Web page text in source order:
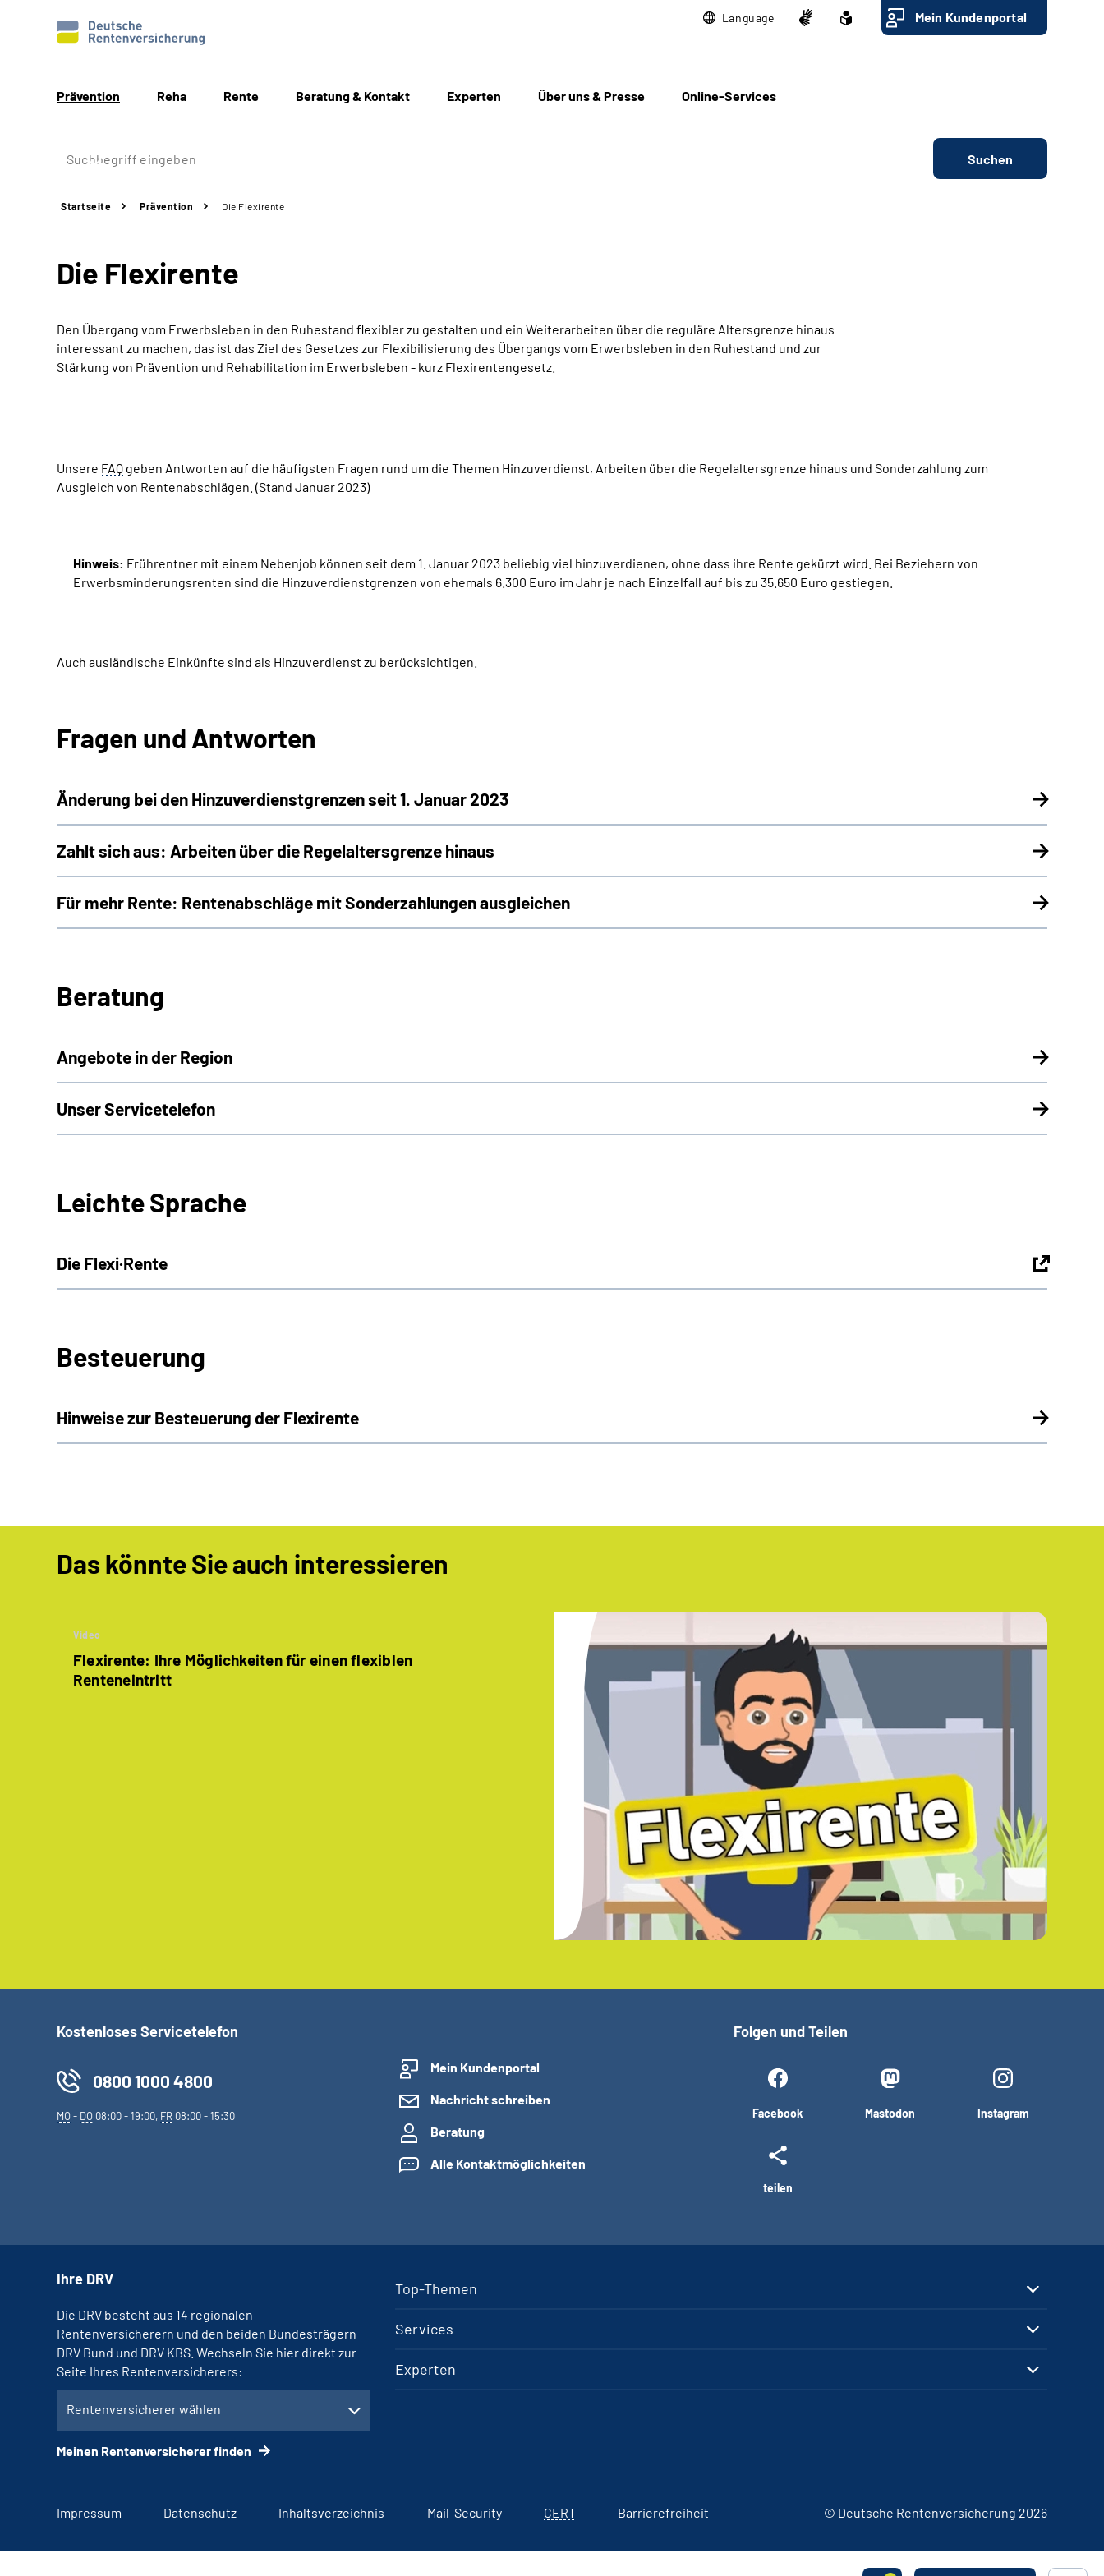
Language Mein Kundenportal
Prävention Reha Rente Beratung & Kontakt Experten Über uns & Presse Online-Services
Suchen
Startseite Prävention Die Flexirente
Die Flexirente
Den Übergang vom Erwerbsleben in den Ruhestand flexibler zu gestalten und ein Weiterarbeiten über die reguläre Altersgrenze hinaus
interessant zu machen, das ist das Ziel des Gesetzes zur Flexibilisierung des Übergangs vom Erwerbsleben in den Ruhestand und zur
Stärkung von Prävention und Rehabilitation im Erwerbsleben - kurz Flexirentengesetz.
Unsere FAQ geben Antworten auf die häufigsten Fragen rund um die Themen Hinzuverdienst, Arbeiten über die Regelaltersgrenze hinaus und Sonderzahlung zum
Ausgleich von Rentenabschlägen. (Stand Januar 2023)
Hinweis: Frührentner mit einem Nebenjob können seit dem 1. Januar 2023 beliebig viel hinzuverdienen, ohne dass ihre Rente gekürzt wird. Bei Beziehern von
Erwerbsminderungsrenten sind die Hinzuverdienstgrenzen von ehemals 6.300 Euro im Jahr je nach Einzelfall auf bis zu 35.650 Euro gestiegen.
Auch ausländische Einkünfte sind als Hinzuverdienst zu berücksichtigen.
Fragen und Antworten
Änderung bei den Hinzuverdienstgrenzen seit 1. Januar 2023
Zahlt sich aus: Arbeiten über die Regelaltersgrenze hinaus
Für mehr Rente: Rentenabschläge mit Sonderzahlungen ausgleichen
Beratung
Angebote in der Region
Unser Servicetelefon
Leichte Sprache
Die Flexi·Rente
Besteuerung
Hinweise zur Besteuerung der Flexirente
Das könnte Sie auch interessieren
Video
Flexirente: Ihre Möglichkeiten für einen flexiblen
Renteneintritt
Kostenloses Servicetelefon
0800 1000 4800
MO- DO 08:00 - 19:00, FR 08:00 - 15:30
Mein Kundenportal
Nachricht schreiben
Beratung
Alle Kontaktmöglichkeiten
Folgen und Teilen
Facebook Mastodon Instagram
teilen
Top-Themen
Services
Experten
Ihre DRV
Die DRV besteht aus 14 regionalen
Rentenversicherern und den beiden Bundesträgern
DRV Bund und DRV KBS. Wechseln Sie hier direkt zur
Seite Ihres Rentenversicherers:
Rentenversicherer wählen
Meinen Rentenversicherer finden
Impressum Datenschutz Inhaltsverzeichnis Mail-Security CERT Barrierefreiheit © Deutsche Rentenversicherung 2026